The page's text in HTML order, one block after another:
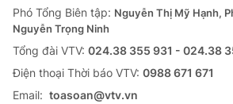
Phó Tổng Biên tập: Nguyễn Thị Mỹ Hạnh,
Nguyễn Trọng Ninh
Tổng đài VTV: 024.38 355 931 - 024.38
Ðiện thoại Thời báo VTV: 0988 671 671
Email: toasoan@vtv.vn